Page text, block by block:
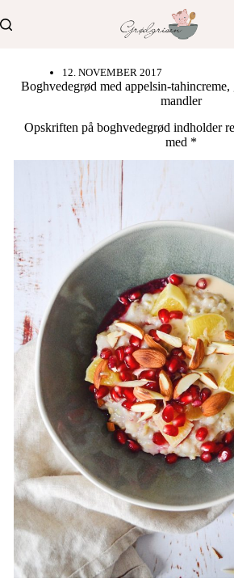
til
indhold
12. NOVEMBER 2017
Boghvedegrød med appelsin-
mandler
Opskriften på boghvedegrød indholder
med *